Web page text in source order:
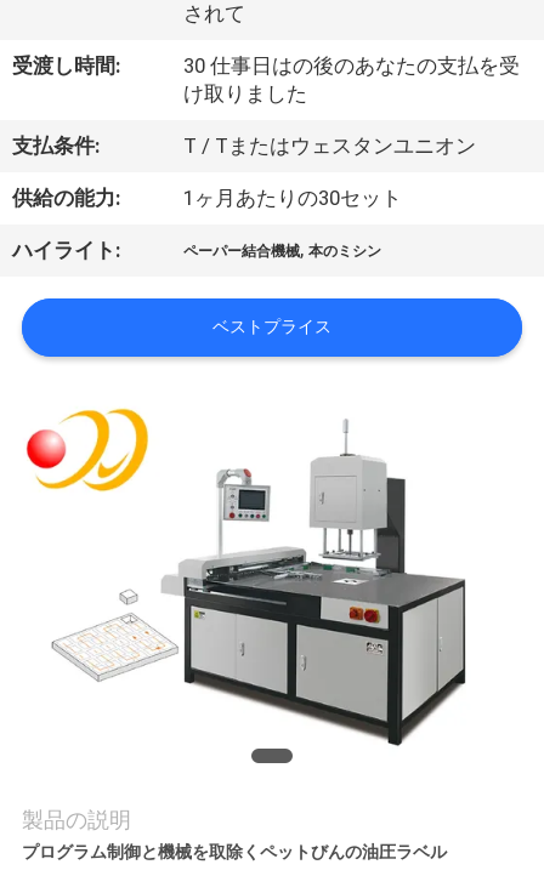
私
に
つ
い
て
場
私
されて
受渡し時間:
30 仕事日はの後のあなたの支払を受
け取りました
支払条件: T / Tまたはウェスタンユニオン
供給の能力: 1ヶ月あたりの30セット
ハイライト: ペーパー結合機械,本のミシン
ベストプライス
製品の説明
プログラム制御と機械を取除くペットびんの油圧ラベル